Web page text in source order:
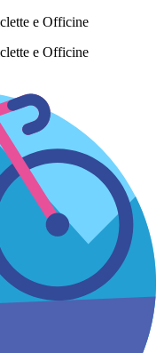
e Officine
e Officine